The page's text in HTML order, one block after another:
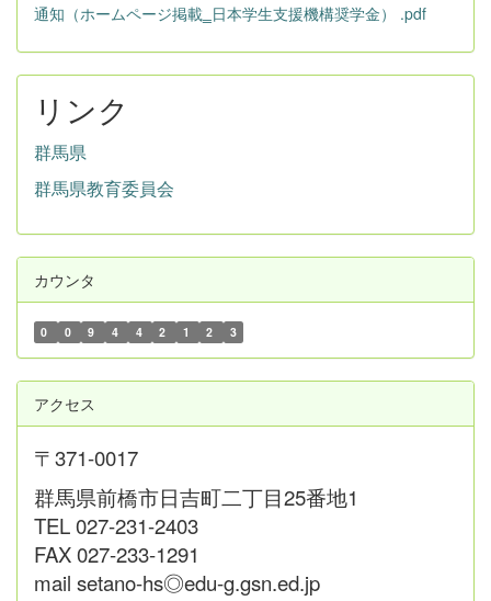
通知（ホームページ掲載‗日本学生支援機構奨学金） .pdf
リンク
群馬県
群馬県教育委員会
カウンタ
0 0 9 4 4 2 1 2 3
アクセス
〒371-0017
群馬県前橋市日吉町二丁目25番地1
TEL 027-231-2403
FAX 027-233-1291
mail setano-hs◎edu-g.gsn.ed.jp